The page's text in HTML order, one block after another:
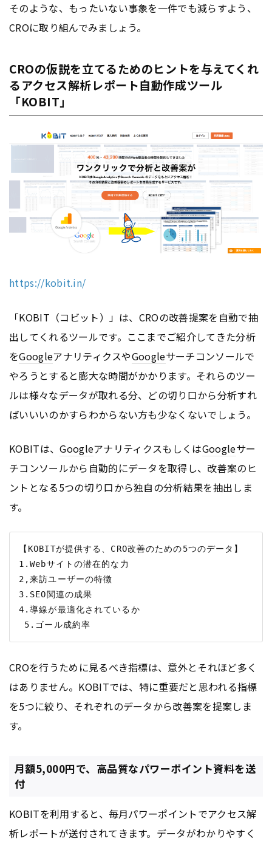
そのような、もったいない事象を一件でも減らすよう、
CROに取り組んでみましょう。
CROの仮説を立てるためのヒントを与えてくれ
るアクセス解析レポート自動作成ツール
「KOBIT」
https://kobit.in/
「KOBIT（コビット）」は、CROの改善提案を自動で抽
出してくれるツールです。ここまでご紹介してきた分析
をGoogleアナリティクスやGoogleサーチコンソールで
やろうとすると膨大な時間がかかります。それらのツー
ルは様々なデータが取れる分、どの切り口から分析すれ
ばいいいのかすらわからない方も少なくないでしょう。
KOBITは、GoogleアナリティクスもしくはGoogleサー
チコンソールから自動的にデータを取得し、改善案のヒ
ントとなる5つの切り口から独自の分析結果を抽出しま
す。
【KOBITが提供する、CRO改善のための5つのデータ】
1.Webサイトの潜在的な力
2,来訪ユーザーの特徴
3.SEO関連の成果
4.導線が最適化されているか
CROを行うために見るべき指標は、意外とそれほど多く
はありません。KOBITでは、特に重要だと思われる指標
を5つに絞り、それぞれのデータから改善案を提案しま
す。
月額5,000円で、高品質なパワーポイント資料を送
付
KOBITを利用すると、毎月パワーポイントでアクセス解
析レポートが送付されてきます。データがわかりやすく